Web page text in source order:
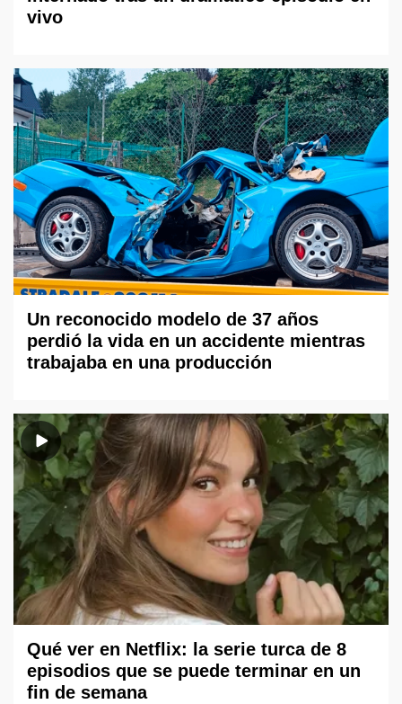
vivo
Un reconocido modelo de 37 años
perdió la vida en un accidente mientras
trabajaba en una producción
Qué ver en Netflix: la serie turca de 8
episodios que se puede terminar en un
fin de semana